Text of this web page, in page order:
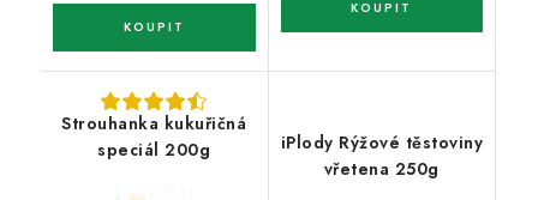
Strouhanka kukuřičná
speciál 200g
iPlody Rýžové těstoviny
vřetena 250g